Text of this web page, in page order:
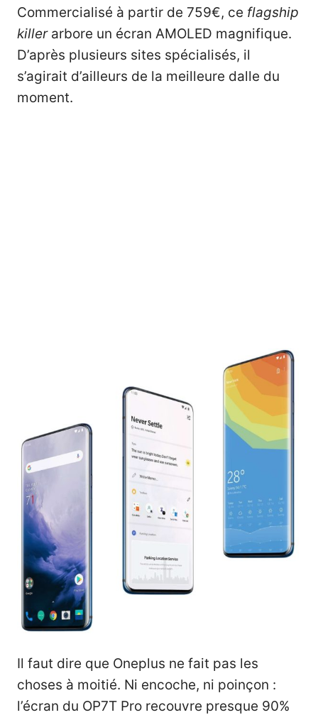
Commercialisé à partir de 759€, ce flagship
killerarbore un écran AMOLED magnifique.
D’après plusieurs sites spécialisés, il
s’agirait d’ailleurs de la meilleure dalle du
moment.
Il faut dire que Oneplus ne fait pas les
choses à moitié. Ni encoche, ni poinçon :
l’écran du OP7T Pro recouvre presque 90%